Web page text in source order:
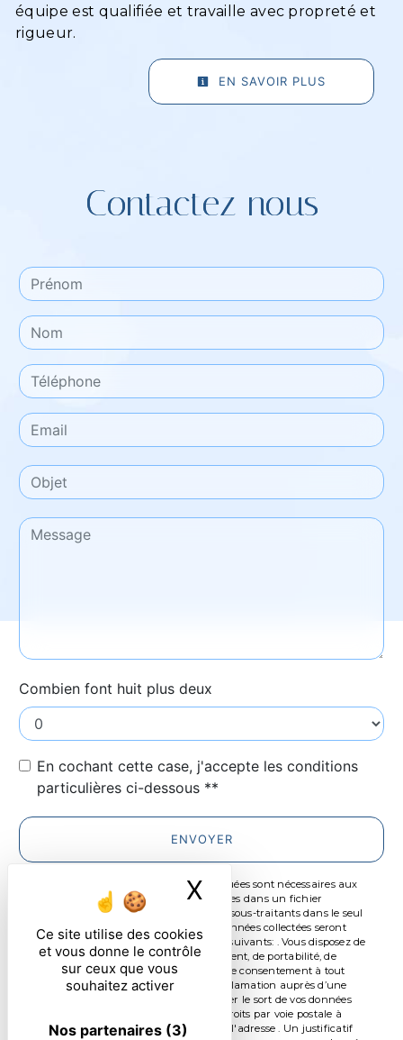
Ce site utilise des cookies
et vous donne le contrôle
sur ceux que vous
souhaitez activer
Nos partenaires (3)
X Masquer le
équipe est qualifiée et travaille avec propreté et
rigueur.
EN SAVOIR PLUS
Contactez nous
Combien font huit plus deux
En cochant cette case, j'accepte les conditions
particulières ci-dessous **
ENVOYER
** Les données personnelles communiquées sont nécessaires aux
fins de vous contacter et sont enregistrées dans un fichier
informatisé. Elles sont destinées à et ses sous-traitants dans le seul
but de répondre à votre message. Les données collectées seront
communiquées aux seuls destinataires suivants: . Vous disposez de
droits d’accès, de rectification, d’effacement, de portabilité, de
limitation, d’opposition, de retrait de votre consentement à tout
moment et du droit d’introduire une réclamation auprès d’une
autorité de contrôle, ainsi que d’organiser le sort de vos données
post-mortem. Vous pouvez exercer ces droits par voie postale à
l'adresse ou par courrier électronique à l'adresse . Un justificatif